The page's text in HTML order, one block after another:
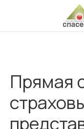
Прямая